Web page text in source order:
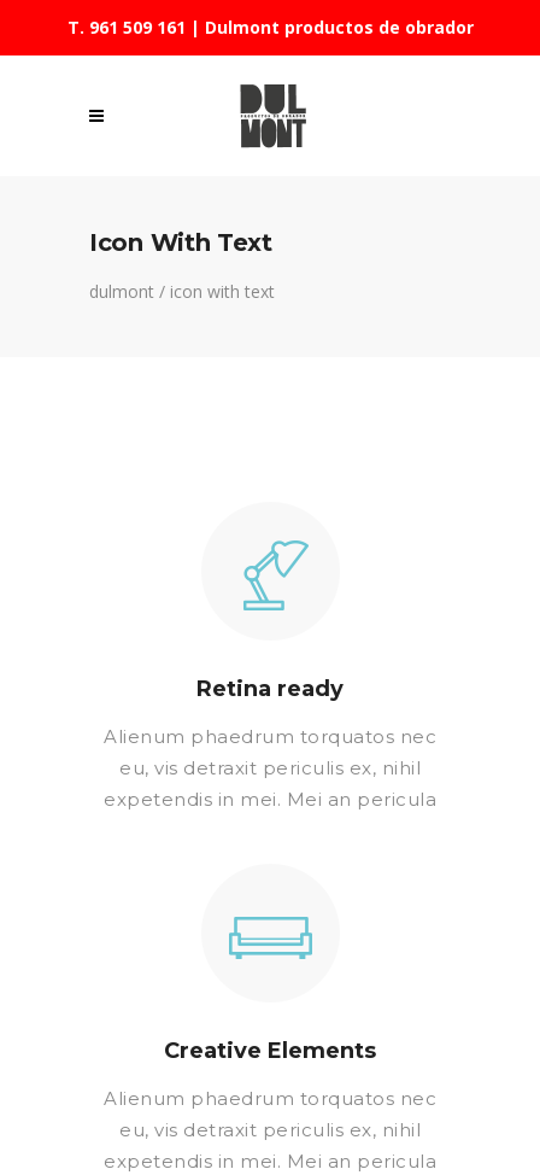
T. 961 509 161 | Dulmont productos de obrador
Icon With Text
dulmont / icon with text
Retina ready
Alienum phaedrum torquatos nec
eu, vis detraxit periculis ex, nihil
expetendis in mei. Mei an pericula
Creative Elements
Alienum phaedrum torquatos nec
eu, vis detraxit periculis ex, nihil
expetendis in mei. Mei an pericula